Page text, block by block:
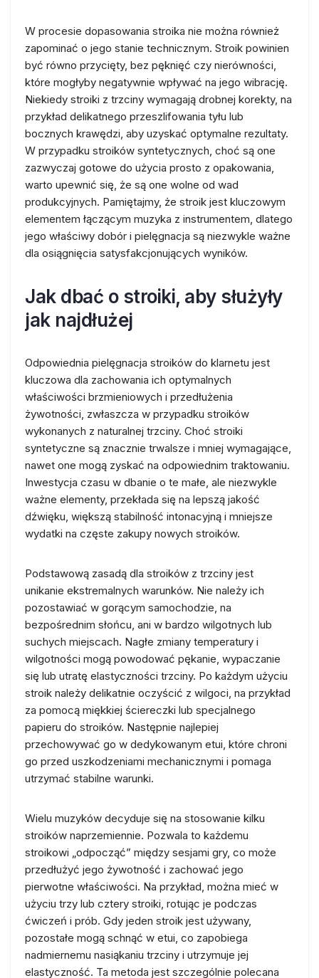
W procesie dopasowania stroika nie można również
zapominać o jego stanie technicznym. Stroik powinien
być równo przycięty, bez pęknięć czy nierówności,
które mogłyby negatywnie wpływać na jego wibrację.
Niekiedy stroiki z trzciny wymagają drobnej korekty, na
przykład delikatnego przeszlifowania tyłu lub
bocznych krawędzi, aby uzyskać optymalne rezultaty.
W przypadku stroików syntetycznych, choć są one
zazwyczaj gotowe do użycia prosto z opakowania,
warto upewnić się, że są one wolne od wad
produkcyjnych. Pamiętajmy, że stroik jest kluczowym
elementem łączącym muzyka z instrumentem, dlatego
jego właściwy dobór i pielęgnacja są niezwykle ważne
dla osiągnięcia satysfakcjonujących wyników.
Jak dbać o stroiki, aby służyły
jak najdłużej
Odpowiednia pielęgnacja stroików do klarnetu jest
kluczowa dla zachowania ich optymalnych
właściwości brzmieniowych i przedłużenia
żywotności, zwłaszcza w przypadku stroików
wykonanych z naturalnej trzciny. Choć stroiki
syntetyczne są znacznie trwalsze i mniej wymagające,
nawet one mogą zyskać na odpowiednim traktowaniu.
Inwestycja czasu w dbanie o te małe, ale niezwykle
ważne elementy, przekłada się na lepszą jakość
dźwięku, większą stabilność intonacyjną i mniejsze
wydatki na częste zakupy nowych stroików.
Podstawową zasadą dla stroików z trzciny jest
unikanie ekstremalnych warunków. Nie należy ich
pozostawiać w gorącym samochodzie, na
bezpośrednim słońcu, ani w bardzo wilgotnych lub
suchych miejscach. Nagłe zmiany temperatury i
wilgotności mogą powodować pękanie, wypaczanie
się lub utratę elastyczności trzciny. Po każdym użyciu
stroik należy delikatnie oczyścić z wilgoci, na przykład
za pomocą miękkiej ściereczki lub specjalnego
papieru do stroików. Następnie najlepiej
przechowywać go w dedykowanym etui, które chroni
go przed uszkodzeniami mechanicznymi i pomaga
utrzymać stabilne warunki.
Wielu muzyków decyduje się na stosowanie kilku
stroików naprzemiennie. Pozwala to każdemu
stroikowi „odpocząć” między sesjami gry, co może
przedłużyć jego żywotność i zachować jego
pierwotne właściwości. Na przykład, można mieć w
użyciu trzy lub cztery stroiki, rotując je podczas
ćwiczeń i prób. Gdy jeden stroik jest używany,
pozostałe mogą schnąć w etui, co zapobiega
nadmiernemu nasiąkaniu trzciny i utrzymuje jej
elastyczność. Ta metoda jest szczególnie polecana